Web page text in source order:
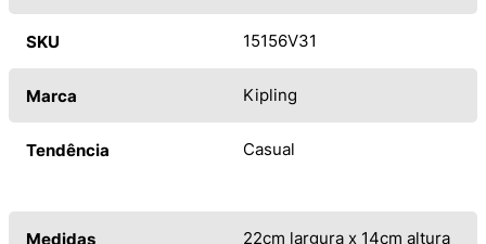
SKU 15156V31
Marca Kipling
Tendência Casual
Medidas
22cm largura x 14cm altura